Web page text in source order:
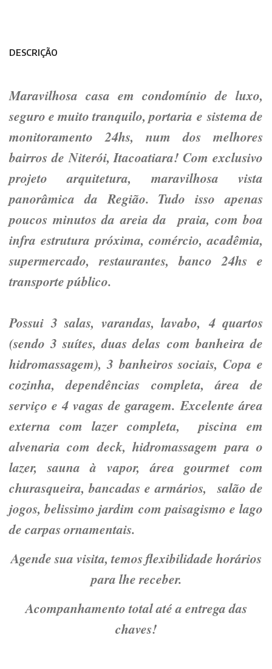
DESCRIÇÃO
Maravilhosa casa em condomínio de luxo,
seguro e muito tranquilo, portaria e sistema de
monitoramento 24hs, num dos melhores
bairros de Niterói, Itacoatiara! Com exclusivo
projeto arquitetura, maravilhosa vista
panorâmica da Região. Tudo isso apenas
poucos minutos da areia da praia, com boa
infra estrutura próxima, comércio, acadêmia,
supermercado, restaurantes, banco 24hs e
transporte público.
Possui 3 salas, varandas, lavabo, 4 quartos
(sendo 3 suítes, duas delas com banheira de
hidromassagem), 3 banheiros sociais, Copa e
cozinha, dependências completa, área de
serviço e 4 vagas de garagem. Excelente área
externa com lazer completa, piscina em
alvenaria com deck, hidromassagem para o
lazer, sauna à vapor, área gourmet com
churasqueira, bancadas e armários, salão de
jogos, belissimo jardim com paisagismo e lago
de carpas ornamentais.
Agende sua visita, temos flexibilidade horários
para lhe receber.
Acompanhamento total até a entrega das
chaves!